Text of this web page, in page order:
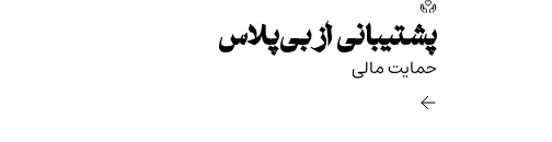
پشتیبانی از بی‌پلاس
حمایت مالی‌